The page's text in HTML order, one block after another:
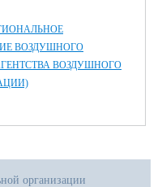
ВОЗДУШНОГО
ВОЗДУШНОГО
организации